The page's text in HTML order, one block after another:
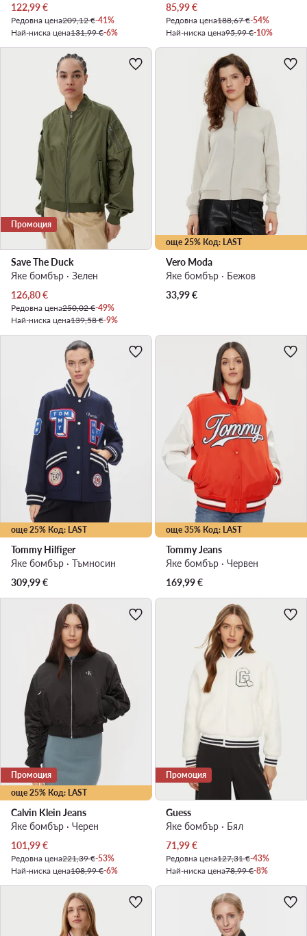
Актуална цена
122,99€
Редовна цена209,12 €-41%
Най-ниска цена131,99 €-6%
Актуална цена
85,99€
Редовна цена188,67 €-54%
Най-ниска цена95,99 €-10%
Промоция
Save The Duck
Яке бомбър · Зелен
Актуална цена
126,80€
Редовна цена250,02 €-49%
Най-ниска цена139,58 €-9%
още 25% Код: LAST
Vero Moda
Яке бомбър · Бежов
33,99€
още 25% Код: LAST
Tommy Hilfiger
Яке бомбър · Тъмносин
309,99€
още 35% Код: LAST
Tommy Jeans
Яке бомбър · Червен
169,99€
още 25% Код: LAST
Промоция
Calvin Klein Jeans
Яке бомбър · Черен
Актуална цена
101,99€
Редовна цена221,39 €-53%
Най-ниска цена108,99 €-6%
Промоция
Guess
Яке бомбър · Бял
Актуална цена
71,99€
Редовна цена127,31 €-43%
Най-ниска цена78,99 €-8%